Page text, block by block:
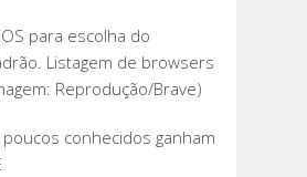
para escolha do
Listagem de browsers
Reprodução/Brave)
conhecidos ganham